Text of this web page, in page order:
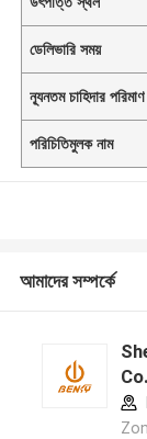
ডেলিভারি সময়
ন্যূনতম চাহিদার পরিমাণ
পরিচিতিমুলক নাম
আমাদের সম্পর্কে